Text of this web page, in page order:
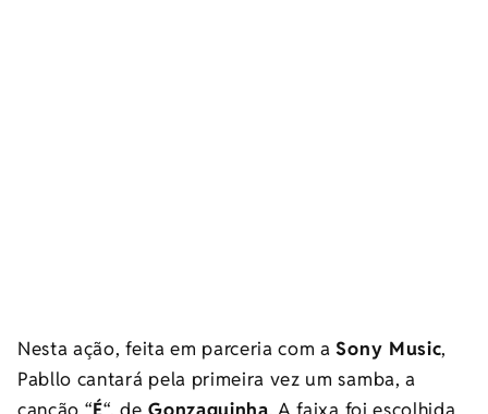
Nesta ação, feita em parceria com aSony Music,
Pabllo cantará pela primeira vez um samba, a